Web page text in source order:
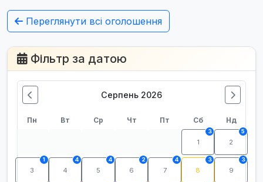
Переглянути всі оголошення
Фільтр за датою
Серпень 2026
Пн Вт Ср Чт Пт Сб Нд
1
3
2
5
3
1
4
4
5
4
6
2
7
4
8
3
9
3